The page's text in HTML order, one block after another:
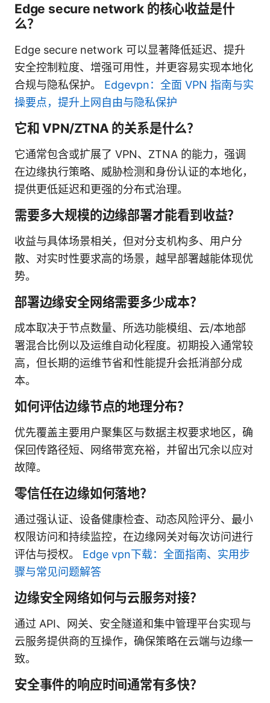
Edge secure network 的核心收益是什
么？
Edge secure network 可以显著降低延迟、提升
安全控制粒度、增强可用性，并更容易实现本地化
合规与隐私保护。 Edgevpn：全面 VPN 指南与实
操要点，提升上网自由与隐私保护
它和 VPN/ZTNA 的关系是什么？
它通常包含或扩展了 VPN、ZTNA 的能力，强调
在边缘执行策略、威胁检测和身份认证的本地化，
提供更低延迟和更强的分布式治理。
需要多大规模的边缘部署才能看到收益？
收益与具体场景相关，但对分支机构多、用户分
散、对实时性要求高的场景，越早部署越能体现优
势。
部署边缘安全网络需要多少成本？
成本取决于节点数量、所选功能模组、云/本地部
署混合比例以及运维自动化程度。初期投入通常较
高，但长期的运维节省和性能提升会抵消部分成
本。
如何评估边缘节点的地理分布？
优先覆盖主要用户聚集区与数据主权要求地区，确
保回传路径短、网络带宽充裕，并留出冗余以应对
故障。
零信任在边缘如何落地？
通过强认证、设备健康检查、动态风险评分、最小
权限访问和持续监控，在边缘网关对每次访问进行
评估与授权。 Edge vpn下载：全面指南、实用步
骤与常见问题解答
边缘安全网络如何与云服务对接？
通过 API、网关、安全隧道和集中管理平台实现与
云服务提供商的互操作，确保策略在云端与边缘一
致。
安全事件的响应时间通常有多快？